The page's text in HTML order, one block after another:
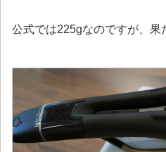
公式では225gなのですが、果